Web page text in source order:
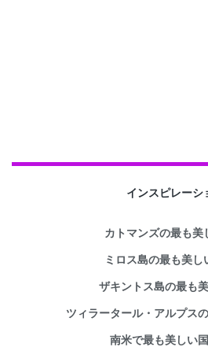
インスピレーシ
カトマンズの最も美
ミロス島の最も美し
ザキントス島の最も
ツィラータール・アルプス
南米で最も美しい